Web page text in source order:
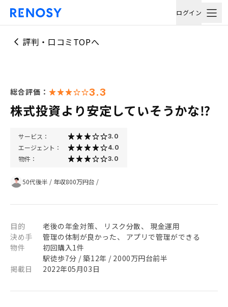
ログイン
評判・口コミTOPへ
総合評価： 3.3
株式投資より安定していそうかな⁉︎
サービス： 3.0
エージェント： 4.0
物件： 3.0
50代後半 / 年収800万円台 /
目的
老後の年金対策、 リスク分散、 現金運用
決め手
管理の体制が良かった、 アプリで管理ができる
物件
初回購入1件
駅徒歩7分 / 築12年 / 2000万円台前半
掲載日
2022年05月03日